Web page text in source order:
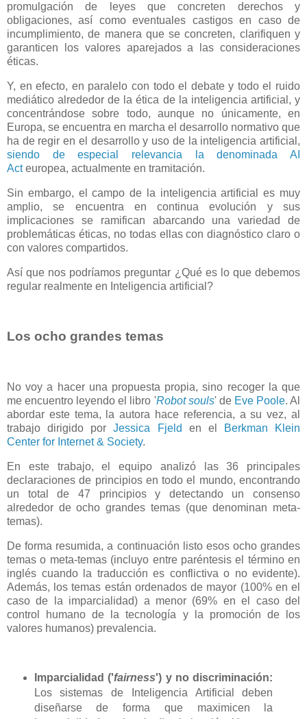
promulgación de leyes que concreten derechos y
obligaciones, así como eventuales castigos en caso de
incumplimiento, de manera que se concreten, clarifiquen y
garanticen los valores aparejados a las consideraciones
éticas.
Y, en efecto, en paralelo con todo el debate y todo el ruido
mediático alrededor de la ética de la inteligencia artificial, y
concentrándose sobre todo, aunque no únicamente, en
Europa, se encuentra en marcha el desarrollo normativo que
ha de regir en el desarrollo y uso de la inteligencia artificial,
siendo de especial relevancia la denominada AI
Acteuropea, actualmente en tramitación.
Sin embargo, el campo de la inteligencia artificial es muy
amplio, se encuentra en continua evolución y sus
implicaciones se ramifican abarcando una variedad de
problemáticas éticas, no todas ellas con diagnóstico claro o
con valores compartidos.
Así que nos podríamos preguntar ¿Qué es lo que debemos
regular realmente en Inteligencia artificial?
Los ocho grandes temas
No voy a hacer una propuesta propia, sino recoger la que
me encuentro leyendo el libro 'Robot souls' de Eve Poole. Al
abordar este tema, la autora hace referencia, a su vez, al
trabajo dirigido porJessica Fjeld en el
Berkman Klein
Center for Internet & Society.
En este trabajo, el equipo analizó las 36 principales
declaraciones de principios en todo el mundo, encontrando
un total de 47 principios y detectando un consenso
alrededor de ocho grandes temas (que denominan meta-
temas).
De forma resumida, a continuación listo esos ocho grandes
temas o meta-temas (incluyo entre paréntesis el término en
inglés cuando la traducción es conflictiva o no evidente).
Además, los temas están ordenados de mayor (100% en el
caso de la imparcialidad) a menor (69% en el caso del
control humano de la tecnología y la promoción de los
valores humanos) prevalencia.
Imparcialidad ('fairness') y no discriminación:
Los sistemas de Inteligencia Artificial deben
diseñarse de forma que maximicen la